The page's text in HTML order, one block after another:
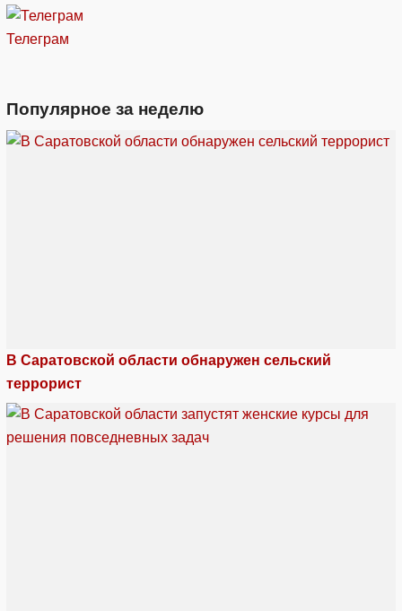
Телеграм
Популярное за неделю
В Саратовской области обнаружен сельский
террорист